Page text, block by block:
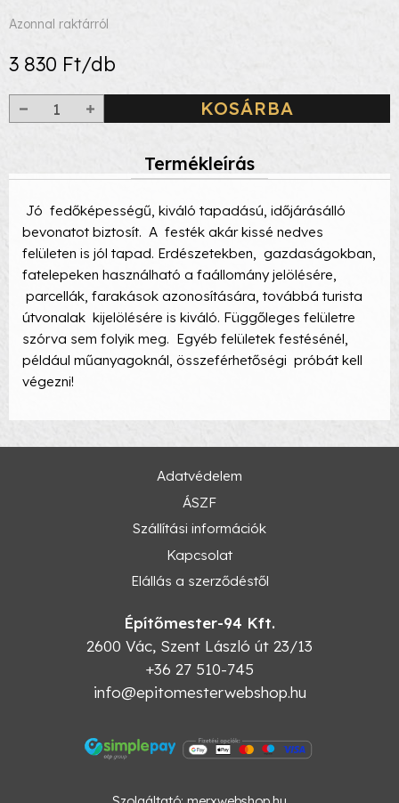
Azonnal raktárról
3 830 Ft/db
KOSÁRBA
Termékleírás
Jó fedőképességű, kiváló tapadású, időjárásálló
bevonatot biztosít. A festék akár kissé nedves
felületen is jól tapad. Erdészetekben, gazdaságokban,
fatelepeken használható a faállomány jelölésére,
parcellák, farakások azonosítására, továbbá turista
útvonalak kijelölésére is kiváló. Függőleges felületre
szórva sem folyik meg. Egyéb felületek festésénél,
például műanyagoknál, összeférhetőségi próbát kell
végezni!
Adatvédelem
ÁSZF
Szállítási információk
Kapcsolat
Elállás a szerződéstől
Építőmester-94 Kft.
2600 Vác, Szent László út 23/13
+36 27 510-745
info@epitomesterwebshop.hu